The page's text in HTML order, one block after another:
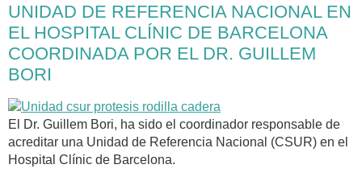
UNIDAD DE REFERENCIA NACIONAL EN
EL HOSPITAL CLÍNIC DE BARCELONA
COORDINADA POR EL DR. GUILLEM
BORI
El Dr. Guillem Bori, ha sido el coordinador responsable de
acreditar una Unidad de Referencia Nacional (CSUR) en el
Hospital Clínic de Barcelona.